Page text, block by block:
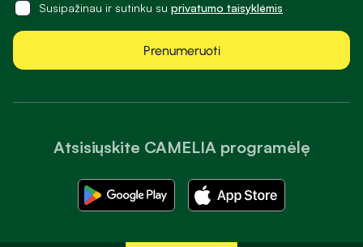
Atsisiųskite CAMELIA programėlę
Susipažinau ir sutinku su privatumo taisyklėmis
Prenumeruoti